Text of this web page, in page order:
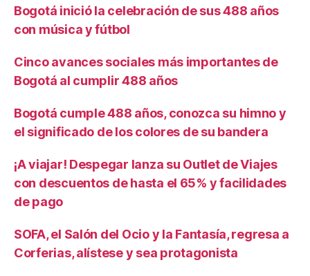
Bogotá inició la celebración de sus 488 años
con música y fútbol
Cinco avances sociales más importantes de
Bogotá al cumplir 488 años
Bogotá cumple 488 años, conozca su himno y
el significado de los colores de su bandera
¡A viajar! Despegar lanza su Outlet de Viajes
con descuentos de hasta el 65% y facilidades
de pago
SOFA, el Salón del Ocio y la Fantasía, regresa a
Corferias, alístese y sea protagonista